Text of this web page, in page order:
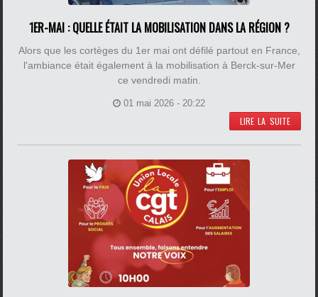
1ER-MAI : QUELLE ÉTAIT LA MOBILISATION DANS LA RÉGION ?
Alors que les cortèges du 1er mai ont défilé partout en France,
l'ambiance était également à la mobilisation à Berck-sur-Mer
ce vendredi matin.
01 mai 2026 - 20:22
LIRE LA SUITE